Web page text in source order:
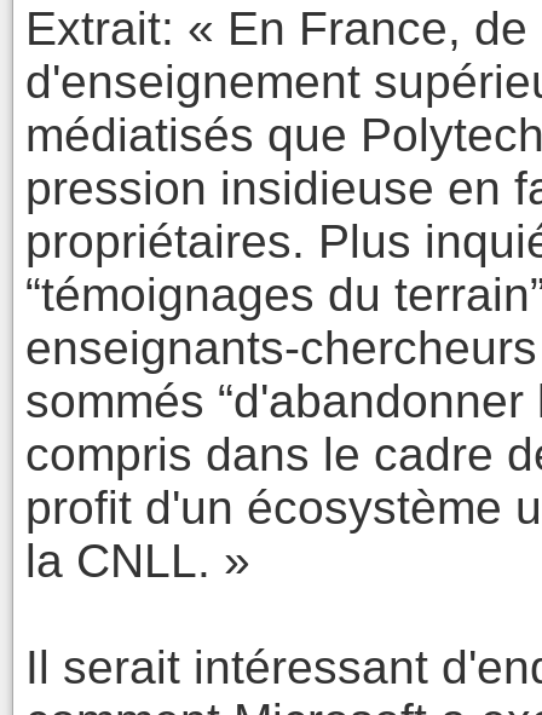
Extrait: « En France,
d'enseignement
médiatisés que
pression insidieuse en
propriétaires. Plus
“témoignages du
enseignants-
sommés
compris dans le cadre
profit d'un écosystème
la CNLL. »
Il serait intéressant